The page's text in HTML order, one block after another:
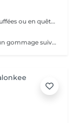
Un rituel dédié aux jambes fatiguées, échauffées ou en quête de légèreté ! Le soin débute par une exfoliation au gant Kessa afin de stimuler la circulation sanguine et préparer les tissus au massage. Un massage drainant est ensuite réalisé à l'aide d'une huile végétale naturelle associant des huiles essentielles tonifiantes. Des bandes fraîches aromatiques imprégnées d'une synergie d'huiles essentielles biologiques de citron, cyprès et menthe poivrée sont ensuite appliquées sur les jambes afin de prolonger la sensation de fraîcheur et de légèreté. Pendant leur temps de pose, profitez d'un massage relaxant du cuir chevelu, du visage ou de la nuque. Le rituel se termine par l'application d'une huile naturelle tonifiante, afin de laisser la peau souple, confortable et délicatement satinée. Retrouvez votre légèreté !
Sublimez votre corps avec l'association d'un gommage suivi d'un enveloppement envoûtant.